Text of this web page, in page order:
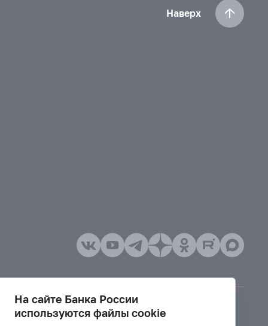
Наверх
На сайте Банка России
используются файлы cookie